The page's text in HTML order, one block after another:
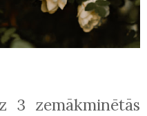
3 zemākminētās